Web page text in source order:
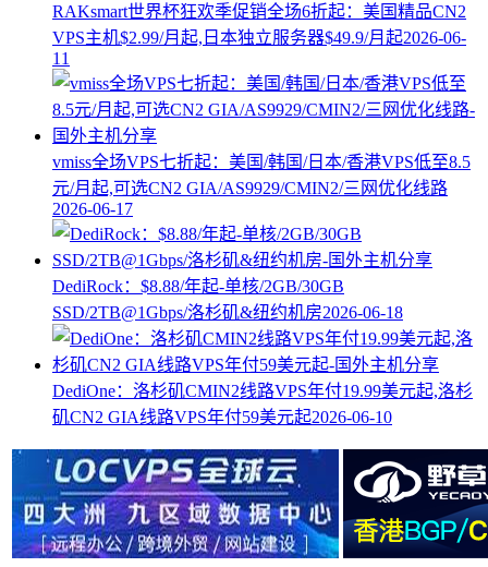
RAKsmart世界杯狂欢季促销全场6折起：美国精品CN2
VPS主机$2.99/月起,日本独立服务器$49.9/月起2026-06-
11
vmiss全场VPS七折起：美国/韩国/日本/香港VPS低至8.5
元/月起,可选CN2 GIA/AS9929/CMIN2/三网优化线路
2026-06-17
DediRock：$8.88/年起-单核/2GB/30GB
SSD/2TB@1Gbps/洛杉矶&纽约机房2026-06-18
DediOne：洛杉矶CMIN2线路VPS年付19.99美元起,洛杉
矶CN2 GIA线路VPS年付59美元起2026-06-10